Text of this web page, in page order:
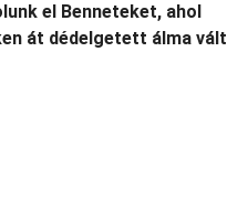
el Benneteket, ahol
át dédelgetett álma vált